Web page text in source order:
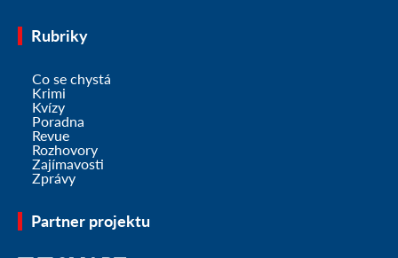
Rubriky
Co se chystá
Krimi
Kvízy
Poradna
Revue
Rozhovory
Zajímavosti
Zprávy
Partner projektu